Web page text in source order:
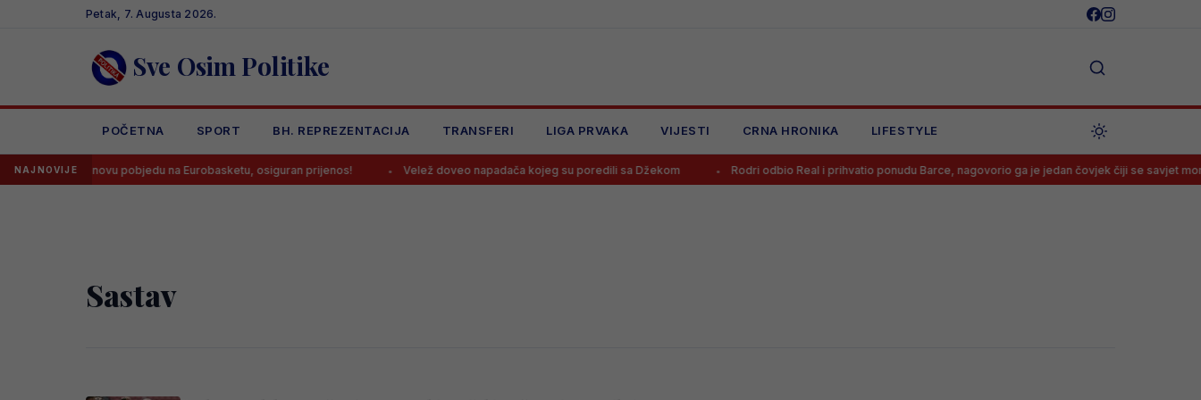
Petak, 7. Augusta 2026.
Sve Osim Politike
POČETNA SPORT BH. REPREZENTACIJA TRANSFERI LIGA PRVAKA VIJESTI CRNA HRONIKA LIFESTYLE
NAJNOVIJE
traže novu pobjedu na Eurobasketu, osiguran prijenos! Velež doveo napadača kojeg su poredili sa Džekom Rodri odbio Real i prihvatio ponudu Barce, nagovorio ga je jedan čovjek čiji se savjet mora
Sastav